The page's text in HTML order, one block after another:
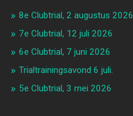
8e Clubtrial, 2 augustus 2026
7e Clubtrial, 12 juli 2026
6e Clubtrial, 7 juni 2026
Trialtrainingsavond 6 juli.
5e Clubtrial, 3 mei 2026